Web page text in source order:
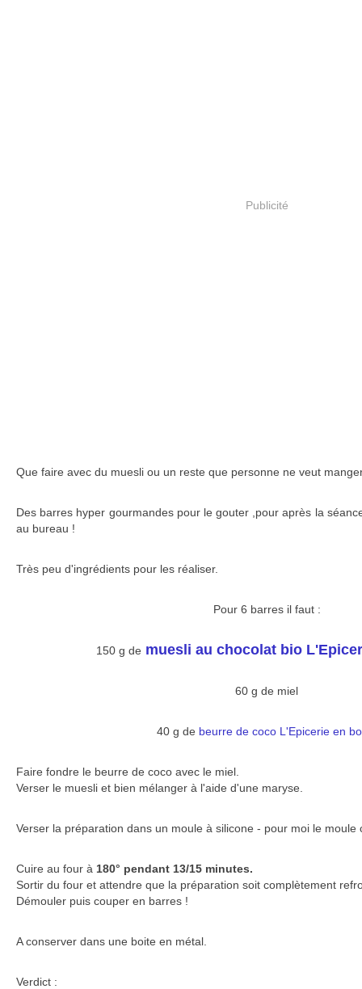
Publicité
Que faire avec du muesli ou un reste que personne ne veut
Des barres hyper gourmandes pour le gouter ,pour après la
au bureau !
Très peu d'ingrédients pour les réaliser.
Pour 6 barres il faut :
150 g de muesli au chocolat bio
60 g de miel
40 g de beurre de coco L'Epicerie en
Faire fondre le beurre de coco avec le miel.
Verser le muesli et bien mélanger à l'aide d'une maryse.
Verser la préparation dans un moule à silicone - pour moi le moule
Cuire au four à 180° pendant 13/15 minutes.
Sortir du four et attendre que la préparation soit complètement
Démouler puis couper en barres !
A conserver dans une boite en métal.
Verdict :